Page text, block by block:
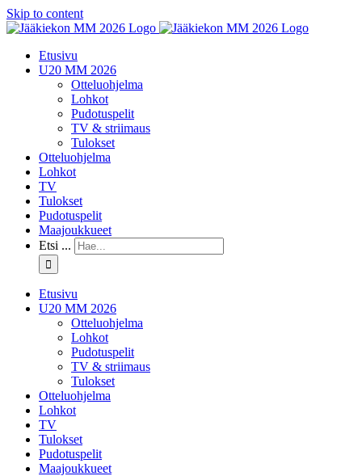
Skip to content
Etusivu
U20 MM 2026
Otteluohjelma
Lohkot
Pudotuspelit
TV & striimaus
Tulokset
Otteluohjelma
Lohkot
TV
Tulokset
Pudotuspelit
Maajoukkueet
Etsi ...
Etusivu
U20 MM 2026
Otteluohjelma
Lohkot
Pudotuspelit
TV & striimaus
Tulokset
Otteluohjelma
Lohkot
TV
Tulokset
Pudotuspelit
Maajoukkueet